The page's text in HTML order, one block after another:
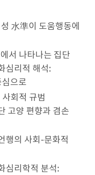
水準이 도움행동에
서 나타나는 집단
심리적 해석:
으로
회적 규범
고양 편향과 겸손
행의 사회-문화적
심리학적 분석: